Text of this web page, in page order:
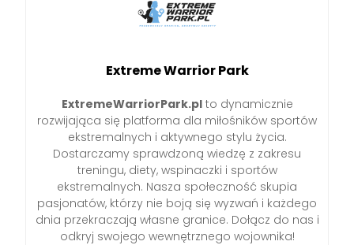
Extreme Warrior Park
ExtremeWarriorPark.plto dynamicznie
rozwijająca się platforma dla miłośników sportów
ekstremalnych i aktywnego stylu życia.
Dostarczamy sprawdzoną wiedzę z zakresu
treningu, diety, wspinaczki i sportów
ekstremalnych. Nasza społeczność skupia
pasjonatów, którzy nie boją się wyzwań i każdego
dnia przekraczają własne granice. Dołącz do nas i
odkryj swojego wewnętrznego wojownika!